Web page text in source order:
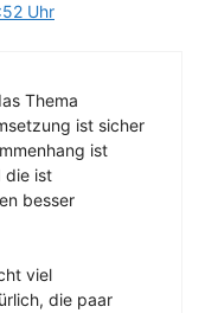
Uhr
Thema
ist sicher
ist
die ist
besser
viel
die paar